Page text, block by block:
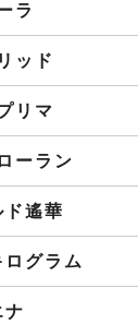
ラ
ッド
リマ
ーラン
ド遙華
グラム
ナ